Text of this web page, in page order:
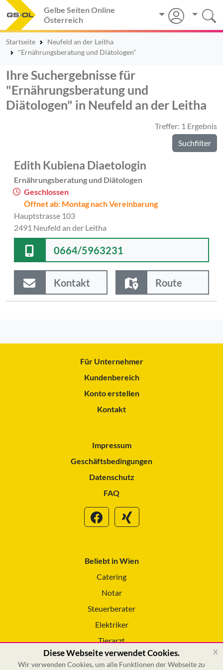
Gelbe Seiten Online
Österreich
Startseite
Neufeld an der Leitha
"Ernährungsberatung und Diätologen"
Ihre Suchergebnisse für
"Ernährungsberatung und
Diätologen" in Neufeld an der Leitha
Treffer: 1 Ergebnis
Suchfilter
Edith Kubiena Diaetologin
Ernährungsberatung und Diätologen
Geschlossen
Öffnet ab: Montag nach Vereinbarung
Hauptstrasse 103
2491 Neufeld an der Leitha
0664/5963231
Kontakt Route
Für Unternehmer
Kundenbereich
Konto erstellen
Kontakt
Impressum
Geschäftsbedingungen
Datenschutz
FAQ
Beliebt in Wien
Catering
Notar
Steuerberater
Elektriker
Tierarzt
Reinigungsservice
Diese Webseite verwendet Cookies.
Wir verwenden Cookies, um alle Funktionen der Webseite zu
x